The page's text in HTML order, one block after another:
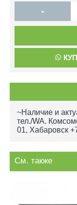
-
~Наличие и
тел./WA.
01, Хабаровск
См. также